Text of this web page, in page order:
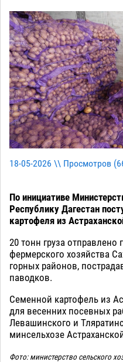
18-05-2026 \\ Просмотров (
По инициативе
Республику Дагестан
картофеля из
20 тонн груза отправлено
фермерского хозяйства
горных районов,
паводков.
Семенной картофель из
для весенних посевных
Левашинского и
минсельхозе
Фото: министерство сельского